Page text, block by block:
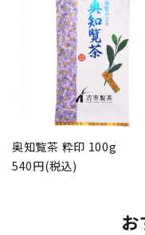
奥知覧茶 粋印 100g
540円(税込)